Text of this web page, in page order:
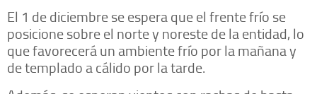
El 1 de diciembre se espera que el frente frío se
posicione sobre el norte y noreste de la entidad, lo
que favorecerá un ambiente frío por la mañana y
de templado a cálido por la tarde.